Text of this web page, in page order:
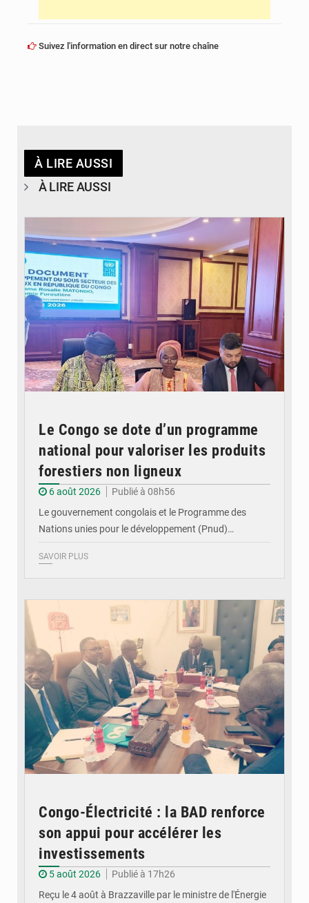
Suivez l'information en direct sur notre chaîne
À LIRE AUSSI
À LIRE AUSSI
Le Congo se dote d’un programme
national pour valoriser les produits
forestiers non ligneux
6 août 2026
Publié à 08h56
Le gouvernement congolais et le Programme des
Nations unies pour le développement (Pnud)…
SAVOIR PLUS
Congo-Électricité : la BAD renforce
son appui pour accélérer les
investissements
5 août 2026
Publié à 17h26
Reçu le 4 août à Brazzaville par le ministre de l'Énergie